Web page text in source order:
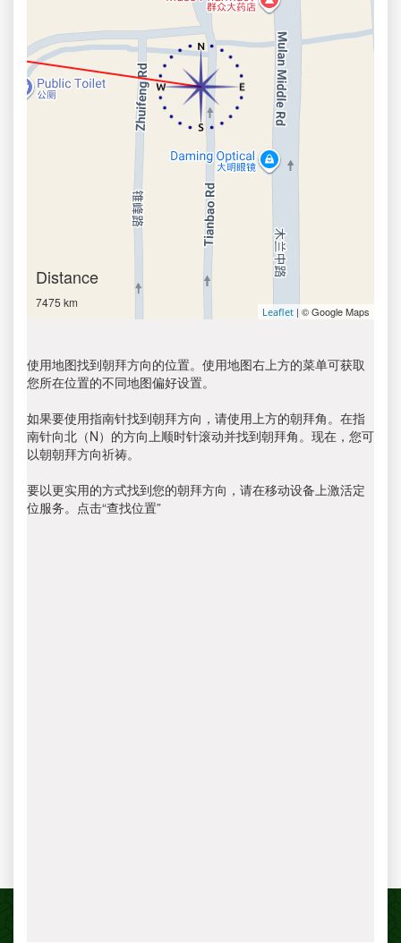
Distance
7475 km
Leaflet | © Google Maps
使用地图找到朝拜方向的位置。使用地图右上方的菜单可获取
您所在位置的不同地图偏好设置。
如果要使用指南针找到朝拜方向，请使用上方的朝拜角。在指
南针向北（N）的方向上顺时针滚动并找到朝拜角。现在，您可
以朝朝拜方向祈祷。
要以更实用的方式找到您的朝拜方向，请在移动设备上激活定
位服务。点击“查找位置”